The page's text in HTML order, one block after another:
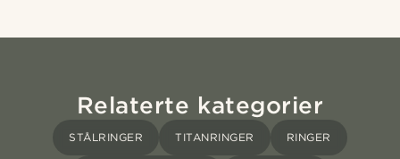
Relaterte kategorier
STÅLRINGER TITANRINGER RINGER